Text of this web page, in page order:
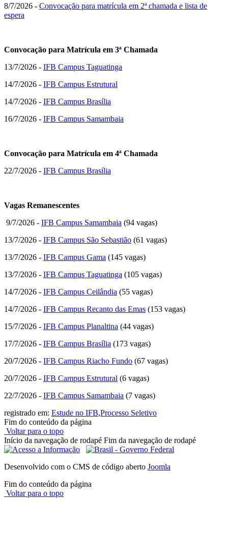
8/7/2026 - Convocação para matrícula em 2ª chamada e lista de
espera
Convocação para Matrícula em 3ª Chamada
13/7/2026 - IFB Campus Taguatinga
14/7/2026 - IFB Campus Estrutural
14/7/2026 - IFB Campus Brasília
16/7/2026 - IFB Campus Samambaia
Convocação para Matrícula em 4ª Chamada
22/7/2026 - IFB Campus Brasília
Vagas Remanescentes
9/7/2026 - IFB Campus Samambaia (94 vagas)
13/7/2026 - IFB Campus São Sebastião (61 vagas)
13/7/2026 - IFB Campus Gama (145 vagas)
13/7/2026 - IFB Campus Taguatinga (105 vagas)
14/7/2026 - IFB Campus Ceilândia (55 vagas)
14/7/2026 - IFB Campus Recanto das Emas (153 vagas)
15/7/2026 - IFB Campus Planaltina (44 vagas)
17/7/2026 - IFB Campus Brasília (173 vagas)
20/7/2026 - IFB Campus Riacho Fundo (67 vagas)
20/7/2026 - IFB Campus Estrutural (6 vagas)
22/7/2026 - IFB Campus Samambaia (7 vagas)
registrado em: Estude no IFB,Processo Seletivo
Fim do conteúdo da página
Voltar para o topo
Início da navegação de rodapé Fim da navegação de rodapé
Desenvolvido com o CMS de código aberto Joomla
Fim do conteúdo da página
Voltar para o topo